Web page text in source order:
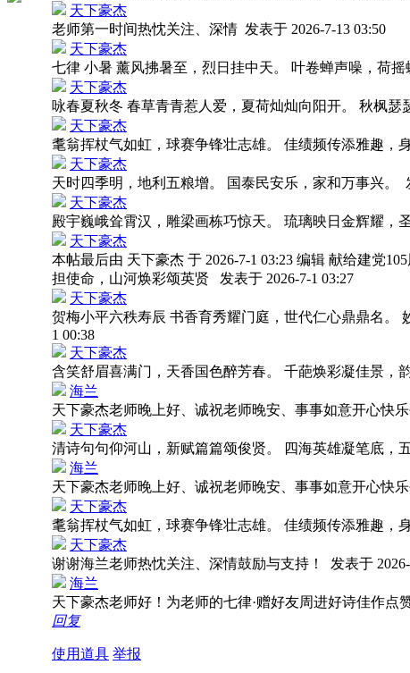
天下豪杰
老师第一时间热忱关注、深情 发表于 2026-7-13 03:50
天下豪杰
七律 小暑 薰风拂暑至，烈日挂中天。 叶卷蝉声噪，荷
天下豪杰
咏春夏秋冬 春草青青惹人爱，夏荷灿灿向阳开。 秋枫瑟
天下豪杰
耄翁挥杖气如虹，球赛争锋壮志雄。 佳绩频传添雅趣，
天下豪杰
天时四季明，地利五粮增。 国泰民安乐，家和万事兴。
天下豪杰
殿宇巍峨耸霄汉，雕梁画栋巧惊天。 琉璃映日金辉耀，
天下豪杰
本帖最后由 天下豪杰 于 2026-7-1 03:23 编辑 献给建党
担使命，山河焕彩颂英贤 发表于 2026-7-1 03:27
天下豪杰
贺梅小平六秩寿辰 书香育秀耀门庭，世代仁心鼎鼎名。
1 00:38
天下豪杰
含笑舒眉喜满门，天香国色醉芳春。 千葩焕彩凝佳景，
海兰
天下豪杰老师晚上好、诚祝老师晚安、事事如意开心快
天下豪杰
清诗句句仰河山，新赋篇篇颂俊贤。 四海英雄凝笔底，
海兰
天下豪杰老师晚上好、诚祝老师晚安、事事如意开心快
天下豪杰
耄翁挥杖气如虹，球赛争锋壮志雄。 佳绩频传添雅趣，
天下豪杰
谢谢海兰老师热忱关注、深情鼓励与支持！ 发表于
海兰
天下豪杰老师好！为老师的七律·赠好友周进好诗佳作点
回复
使用道具 举报